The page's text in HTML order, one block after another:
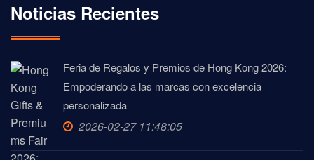
Noticias Recientes
Feria de Regalos y Premios de Hong Kong 2026:
Empoderando a las marcas con excelencia
personalizada
2026-02-27 11:48:05